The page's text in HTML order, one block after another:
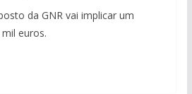
da GNR vai implicar um
euros.